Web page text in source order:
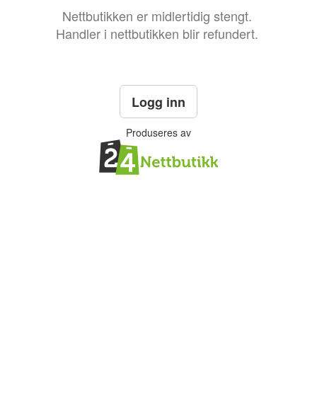
Nettbutikken er midlertidig stengt.
Handler i nettbutikken blir refundert.
Logg inn
Produseres av